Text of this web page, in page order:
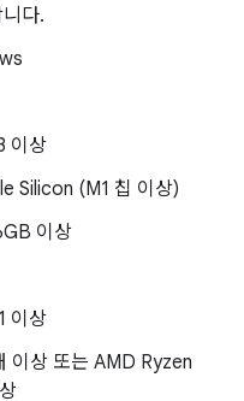
다.
이상
Silicon (M1 칩 이상)
이상
이상
이상 또는 AMD Ryzen